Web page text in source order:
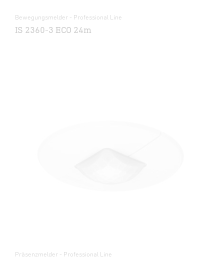
Bewegungsmelder - Professional Line
IS 2360-3 ECO 24m
Präsenzmelder - Professional Line